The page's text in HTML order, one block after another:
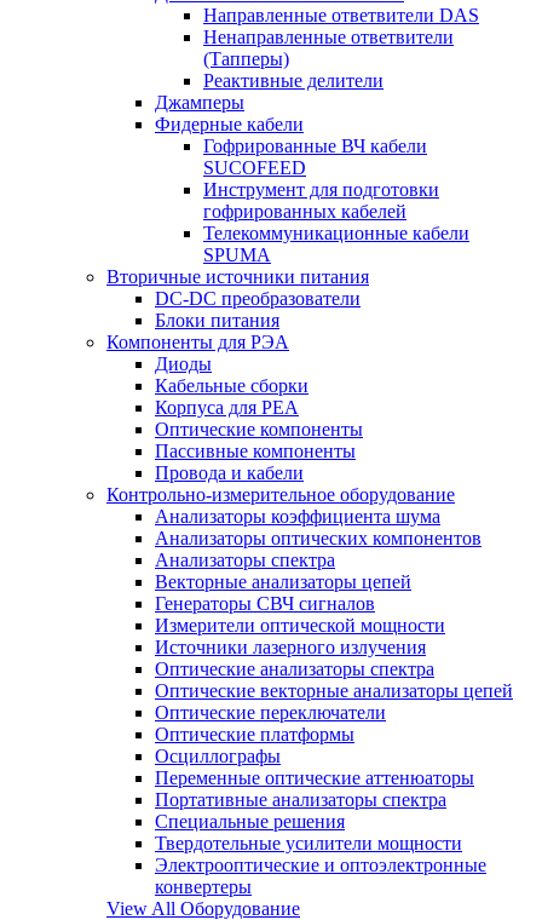
Направленные ответвители DAS
Ненаправленные ответвители
(Тапперы)
Реактивные делители
Джамперы
Фидерные кабели
Гофрированные ВЧ кабели
SUCOFEED
Инструмент для подготовки
гофрированных кабелей
Телекоммуникационные кабели
SPUMA
Вторичные источники питания
DC-DC преобразователи
Блоки питания
Компоненты для РЭА
Диоды
Кабельные сборки
Корпуса для РЕА
Оптические компоненты
Пассивные компоненты
Провода и кабели
Контрольно-измерительное оборудование
Анализаторы коэффициента шума
Анализаторы оптических компонентов
Анализаторы спектра
Векторные анализаторы цепей
Генераторы СВЧ сигналов
Измерители оптической мощности
Источники лазерного излучения
Оптические анализаторы спектра
Оптические векторные анализаторы цепей
Оптические переключатели
Оптические платформы
Осциллографы
Переменные оптические аттенюаторы
Портативные анализаторы спектра
Специальные решения
Твердотельные усилители мощности
Электрооптические и оптоэлектронные
конвертеры
View All Оборудование